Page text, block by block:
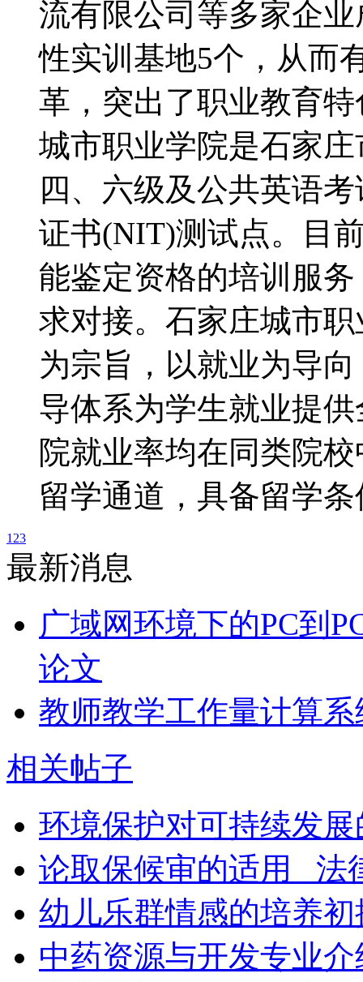
流有限公司等多家企
性实训基地5个，从而
革，突出了职业教育
城市职业学院是石家
四、六级及公共英语
证书(NIT)测试点。目
能鉴定资格的培训服
求对接。石家庄城市
为宗旨，以就业为导
导体系为学生就业提
院就业率均在同类院
留学通道，具备留学
1 23
最新消息
广域网环境下的PC到
论文
教师教学工作量计算
相关帖子
环境保护对可持续发
论取保候审的适用 _法
幼儿乐群情感的培养
中药资源与开发专业